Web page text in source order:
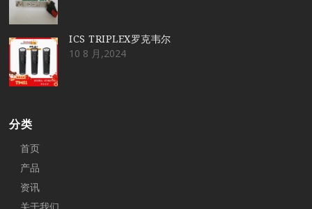
ICS TRIPLEX罗克韦尔
10 8 月,2024
分类
首页
产品
资讯